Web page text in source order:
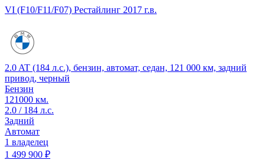
VI (F10/F11/F07) Рестайлинг 2017 г.в.
2.0 AT (184 л.с.), бензин, автомат, седан, 121 000 км, задний
привод, черный
Бензин
121000 км.
2.0 / 184 л.с.
Задний
Автомат
1 владелец
1 499 900 ₽